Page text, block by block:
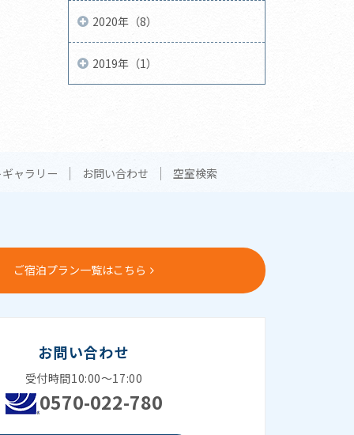
2020年（8）
2019年（1）
ャラリー お問い合わせ 空室検索
ご宿泊プラン一覧はこちら
お問い合わせ
受付時間10:00～17:00
0570-022-780